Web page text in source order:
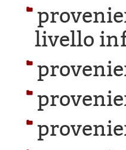
livello